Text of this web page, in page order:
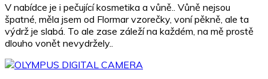
V nabídce je i pečující kosmetika a vůně.. Vůně nejsou
špatné, měla jsem od Flormar vzorečky, voní pěkně, ale ta
výdrž je slabá. To ale zase záleží na každém, na mě prostě
dlouho vonět nevydržely..